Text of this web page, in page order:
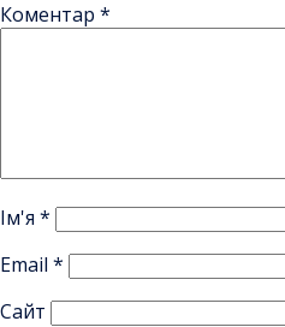
Коментар *
Ім'я *
Email *
Сайт